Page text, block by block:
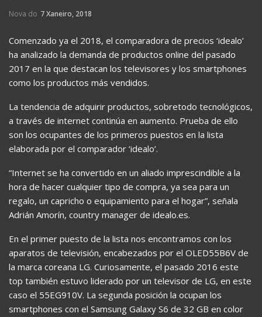
Nova do 7 Xaneiro, 2018
Comenzado ya el 2018, el comparadora de precios ‘idealo’
ha analizado la demanda de productos online del pasado
2017 en la que destacan los televisores y los smartphones
como los productos más vendidos.
La tendencia de adquirir productos, sobretodo tecnológicos,
a través de internet continúa en aumento. Prueba de ello
son los ocupantes de los primeros puestos en la lista
elaborada por el comparador ‘idealo’.
“Internet se ha convertido en un aliado imprescindible a la
hora de hacer cualquier tipo de compra, ya sea para un
regalo, un capricho o equipamiento para el hogar”, señala
Adrián Amorín, country manager de idealo.es.
En el primer puesto de la lista nos encontramos con los
aparatos de televisión, encabezados por el OLED55B6V de
la marca coreana LG. Curiosamente, el pasado 2016 este
top también estuvo liderado por un televisor de LG, en este
caso el 55EG910V. La segunda posición la ocupan los
smartphones con el Samsung Galaxy S6 de 32 GB en color